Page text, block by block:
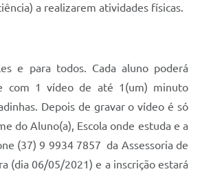
a realizarem atividades físicas.
e para todos. Cada aluno poderá
com 1 vídeo de até 1(um) minuto
Depois de gravar o vídeo é só
do Aluno(a), Escola onde estuda e a
(37) 9 9934 7857 da Assessoria de
(dia 06/05/2021) e a inscrição estará